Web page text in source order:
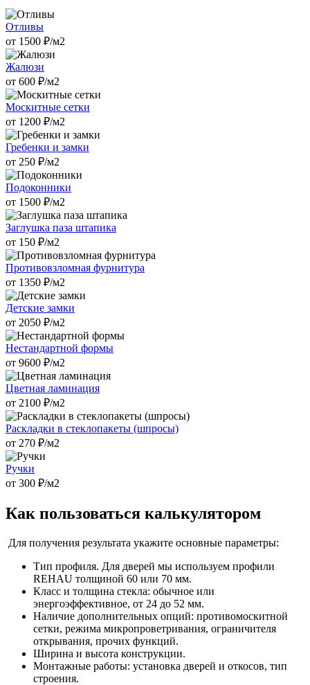
Отливы
от 1500 ₽/м2
Жалюзи
от 600 ₽/м2
Москитные сетки
от 1200 ₽/м2
Гребенки и замки
от 250 ₽/м2
Подоконники
от 1500 ₽/м2
Заглушка паза штапика
от 150 ₽/м2
Противовзломная фурнитура
от 1350 ₽/м2
Детские замки
от 2050 ₽/м2
Нестандартной формы
от 9600 ₽/м2
Цветная ламинация
от 2100 ₽/м2
Раскладки в стеклопакеты (шпросы)
от 270 ₽/м2
Ручки
от 300 ₽/м2
Как пользоваться калькулятором
Для получения результата укажите основные параметры:
Тип профиля. Для дверей мы используем профили
REHAU толщиной 60 или 70 мм.
Класс и толщина стекла: обычное или
энергоэффективное, от 24 до 52 мм.
Наличие дополнительных опций: противомоскитной
сетки, режима микропроветривания, ограничителя
открывания, прочих функций.
Ширина и высота конструкции.
Монтажные работы: установка дверей и откосов, тип
строения.